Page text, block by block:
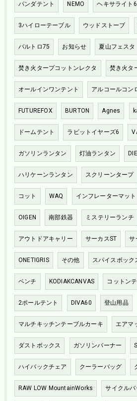
パンダテント NEMO ヘキサライト
3ハイローテーブル ウッドストーブ
バルトロ75 お知らせ 夏山フェスタ
焚き火タープコットンレクタ 焚き火タ
オールインワンテント アルコールコン
FUTUREFOX BURTON Agnes
ドームテント ラビットイヤーズ6
ガソリンランタン 灯油ランタン
ハリケーンランタン スクリーンタープ
コット WAQ インフレーターマット
OIGEN 南部鉄器 ミステリーランチ
アウトドアキャリー サーカスST サ
ONETIGRIS その他 スパイスボック
ベンチ KODIAKCANVAS コットン
2ポールテント DIVA60 登山用品
マルチキッチンテーブルカーキ エアマ
ダストボックス ガソリンバーナー
ハイバックチェア クーラーバッグ
RAW LOW MountainWorks サイクルバ